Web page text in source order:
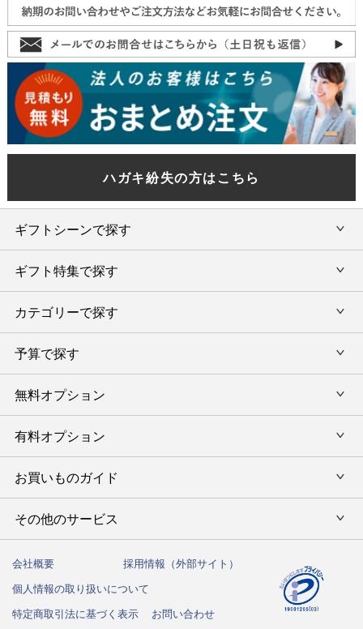
ハガキ紛失の方はこちら
ギフトシーンで探す
内祝い・お返し
結婚内祝い・引出物
出産内祝い・お返し
香典返し・法要引出物
新築内祝い・引越ご挨拶
入学内祝い
お祝い
結婚祝い
ギフト特集で探す
旅行カタログギフト
カタログギフトランキング
出産内祝 名入れ
今治タオル特集
カテゴリーで探す
カタログギフト
グルメ限定カタログギフト
グルメギフト
タオルギフト
キッチンウェア
インテリア・雑貨
洗剤・アロマ
予算で探す
カタログギフトを予算で選ぶ
タオルギフトを予算で選ぶ
その他のギフトを予算で選ぶ
無料オプション
ラッピング
のし
命名札
有料オプション
風呂敷
写真入メッセージカード
弔事用 挨拶状
お買いものガイド
初めての方へ
ご注文方法
送料・お支払い方法
カタログギフトの納期について
その他のサービス
法人向けサービス
ハガキ紛失の方はこちら
会社概要
採用情報（外部サイト）
個人情報の取り扱いについて
特定商取引法に基づく表示
お問い合わせ